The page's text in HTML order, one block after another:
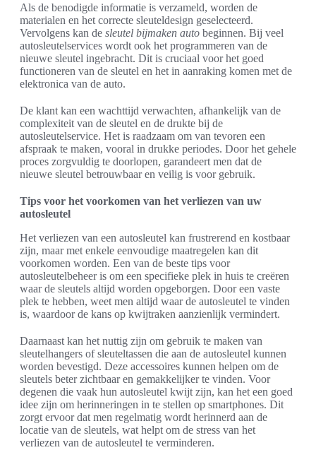
Als de benodigde informatie is verzameld, worden de
materialen en het correcte sleuteldesign geselecteerd.
Vervolgens kan de sleutel bijmaken auto beginnen. Bij veel
autosleutelservices wordt ook het programmeren van de
nieuwe sleutel ingebracht. Dit is cruciaal voor het goed
functioneren van de sleutel en het in aanraking komen met de
elektronica van de auto.
De klant kan een wachttijd verwachten, afhankelijk van de
complexiteit van de sleutel en de drukte bij de
autosleutelservice. Het is raadzaam om van tevoren een
afspraak te maken, vooral in drukke periodes. Door het gehele
proces zorgvuldig te doorlopen, garandeert men dat de
nieuwe sleutel betrouwbaar en veilig is voor gebruik.
Tips voor het voorkomen van het verliezen van uw
autosleutel
Het verliezen van een autosleutel kan frustrerend en kostbaar
zijn, maar met enkele eenvoudige maatregelen kan dit
voorkomen worden. Een van de beste tips voor
autosleutelbeheer is om een specifieke plek in huis te creëren
waar de sleutels altijd worden opgeborgen. Door een vaste
plek te hebben, weet men altijd waar de autosleutel te vinden
is, waardoor de kans op kwijtraken aanzienlijk vermindert.
Daarnaast kan het nuttig zijn om gebruik te maken van
sleutelhangers of sleuteltassen die aan de autosleutel kunnen
worden bevestigd. Deze accessoires kunnen helpen om de
sleutels beter zichtbaar en gemakkelijker te vinden. Voor
degenen die vaak hun autosleutel kwijt zijn, kan het een goed
idee zijn om herinneringen in te stellen op smartphones. Dit
zorgt ervoor dat men regelmatig wordt herinnerd aan de
locatie van de sleutels, wat helpt om de stress van het
verliezen van de autosleutel te verminderen.